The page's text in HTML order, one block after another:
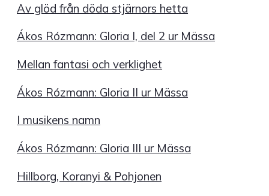
Av glöd från döda stjärnors hetta
Ákos Rózmann: Gloria I, del 2 ur Mässa
Mellan fantasi och verklighet
Ákos Rózmann: Gloria II ur Mässa
I musikens namn
Ákos Rózmann: Gloria III ur Mässa
Hillborg, Koranyi & Pohjonen